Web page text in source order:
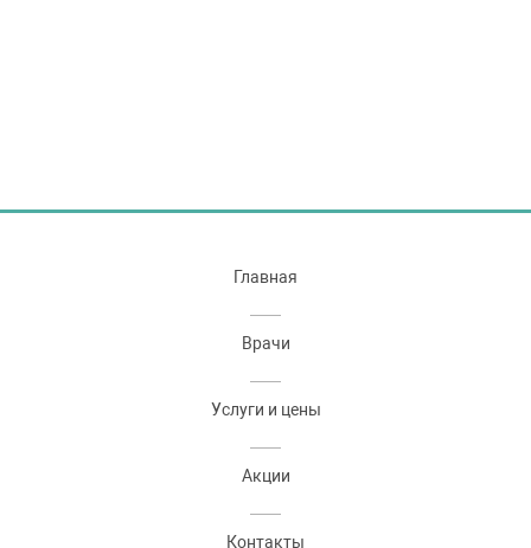
Главная
Врачи
Услуги и цены
Акции
Контакты